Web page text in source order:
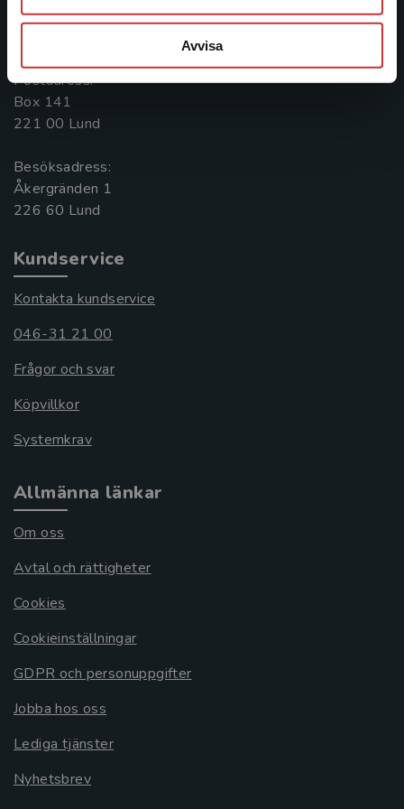
Avvisa
Kontakta oss
Postadress:
Box 141
221 00 Lund
Besöksadress:
Åkergränden 1
Kundservice
Kontakta kundservice
046-31 21 00
Frågor och svar
Köpvillkor
Systemkrav
Allmänna länkar
Om oss
Avtal och rättigheter
Cookies
Cookieinställningar
GDPR och personuppgifter
Jobba hos oss
Lediga tjänster
Nyhetsbrev